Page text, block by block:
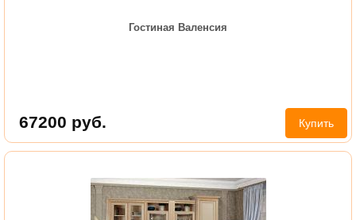
Гостиная Валенсия
67200 руб. Купить